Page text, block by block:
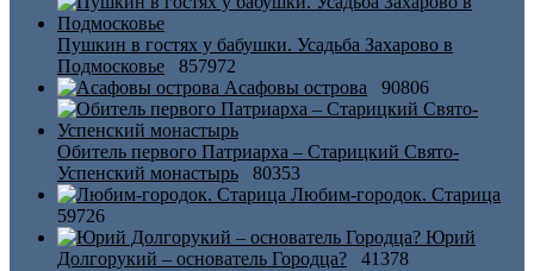
Пушкин в гостях у бабушки. Усадьба Захарово в
Подмосковье
857972
Асафовы острова
90806
Обитель первого Патриарха – Старицкий Свято-
Успенский монастырь
80353
Любим-городок. Старица
59726
Юрий
Долгорукий – основатель Городца?
41378